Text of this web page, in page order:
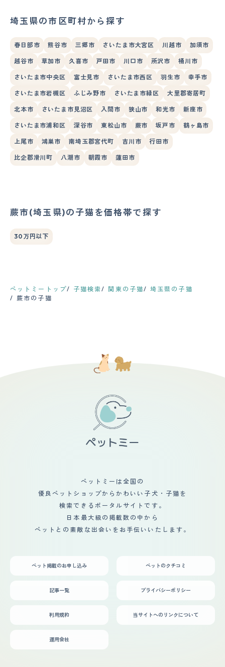
埼玉県の市区町村から探す
春日部市 熊谷市 三郷市 さいたま市大宮区 川越市 加須市
越谷市 草加市 久喜市 戸田市 川口市 所沢市 桶川市
さいたま市中央区 富士見市 さいたま市西区 羽生市 幸手市
さいたま市岩槻区 ふじみ野市 さいたま市緑区 大里郡寄居町
北本市 さいたま市見沼区 入間市 狭山市 和光市 新座市
さいたま市浦和区 深谷市 東松山市 蕨市 坂戸市 鶴ヶ島市
上尾市 鴻巣市 南埼玉郡宮代町 吉川市 行田市
比企郡滑川町 八潮市 朝霞市 蓮田市
蕨市(埼玉県)の子猫を価格帯で探す
30万円以下
ペットミートップ 子猫検索 関東の子猫
埼玉県の子猫
蕨市の子猫
ペットミーは全国の
優良ペットショップからかわいい子犬・子猫を
検索できるポータルサイトです。
日本最大級の掲載数の中から
ペットとの素敵な出会いをお手伝いいたします。
ペット掲載のお申し込み ペットのクチコミ
記事一覧 プライバシーポリシー
利用規約 当サイトへのリンクについて
運用会社